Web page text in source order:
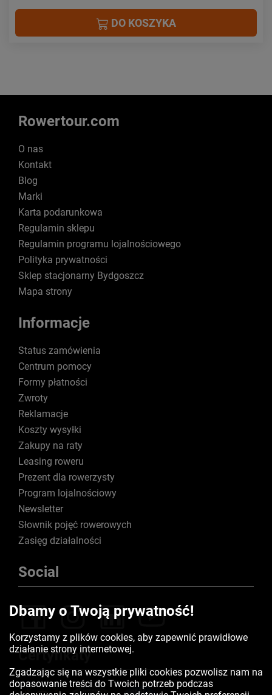
DO KOSZYKA
Rowertour.com
O nas
Kontakt
Blog
Marki
Karta podarunkowa
Regulamin sklepu
Regulamin programu lojalnościowego
Polityka prywatności
Sklep stacjonarny Bydgoszcz
Mapa strony
Informacje
Status zamówienia
Centrum pomocy
Formy płatności
Zwroty
Reklamacje
Koszty wysyłki
Zakupy na raty
Leasing roweru
Prezent dla rowerzysty
Program lojalnościowy
Newsletter
Słownik pojęć rowerowych
Zasięg działalności
Social
Certyfikaty
Dbamy o Twoją prywatność!
Korzystamy z plików cookies, aby zapewnić prawidłowe
działanie strony internetowej.
Zgadzając się na wszystkie pliki cookies pozwolisz nam na
dopasowanie treści do Twoich potrzeb podczas